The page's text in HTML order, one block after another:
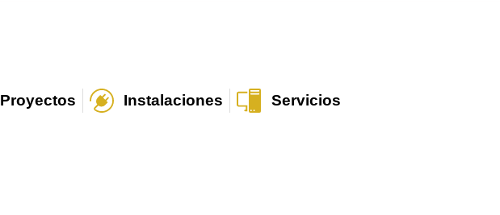
Proyectos Instalaciones Servicios